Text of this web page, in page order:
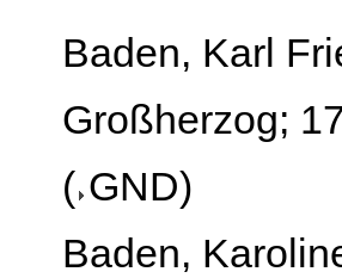
Baden, Karl
Großherzog;
( GND)
Baden,